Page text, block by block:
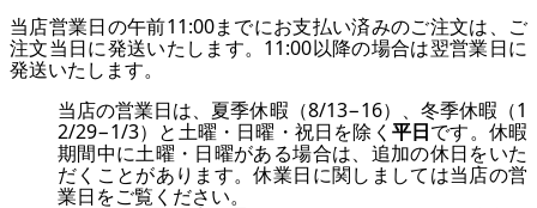
当店営業日の午前11:00までにお支払い済みのご注文は、ご
注文当日に発送いたします。11:00以降の場合は翌営業日に
発送いたします。
当店の営業日は、夏季休暇（8/13−16）、冬季休暇（1
2/29−1/3）と土曜・日曜・祝日を除く 平日です。休暇
期間中に土曜・日曜がある場合は、追加の休日をいた
だくことがあります。休業日に関しましては当店の営
業日をご覧ください。